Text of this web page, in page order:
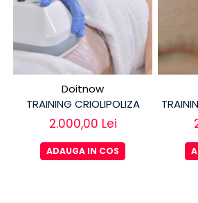
Doitnow
TRAINING CRIOLIPOLIZA
2.000,00 Lei
ADAUGA IN COS